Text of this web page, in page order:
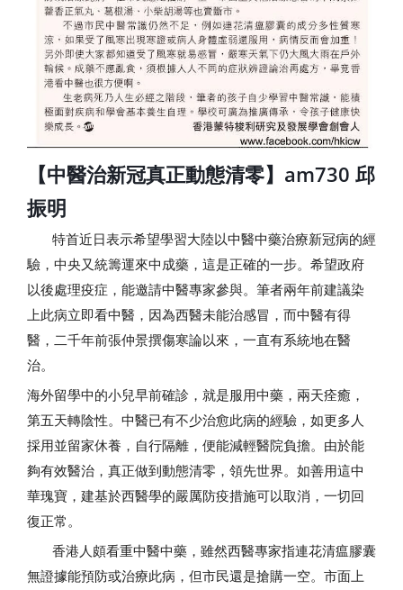
【中醫治新冠真正動態清零】am730 邱
振明
特首近日表示希望學習大陸以中醫中藥治療新冠病的經
驗，中央又統籌運來中成藥，這是正確的一步。希望政府
以後處理疫症，能邀請中醫專家參與。筆者兩年前建議染
上此病立即看中醫，因為西醫未能治感冒，而中醫有得
醫，二千年前張仲景撰傷寒論以來，一直有系統地在醫
治。
海外留學中的小兒早前確診，就是服用中藥，兩天痊癒，
第五天轉陰性。中醫已有不少治愈此病的經驗，如更多人
採用並留家休養，自行隔離，便能減輕醫院負擔。由於能
夠有效醫治，真正做到動態清零，領先世界。如善用這中
華瑰寶，建基於西醫學的嚴厲防疫措施可以取消，一切回
復正常。
香港人頗看重中醫中藥，雖然西醫專家指連花清瘟膠囊
無證據能預防或治療此病，但市民還是搶購一空。市面上